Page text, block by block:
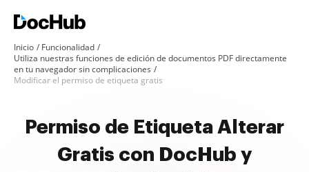
Inicio
Funcionalidad
Utiliza nuestras funciones de edición de documentos PDF directamente
en tu navegador sin complicaciones
Modificar el permiso de etiqueta gratis
Permiso de Etiqueta Alterar
Gratis con DocHub y